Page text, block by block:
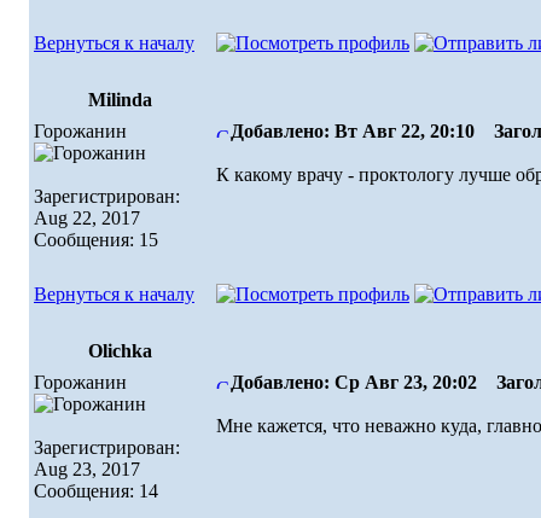
Вернуться к началу
Milinda
Горожанин
Зарегистрирован:
Aug 22, 2017
Сообщения: 15
Добавлено: Вт Авг 22, 20:10
К какому врачу - проктологу лучше
Вернуться к началу
Olichka
Горожанин
Зарегистрирован:
Aug 23, 2017
Сообщения: 14
Добавлено: Ср Авг 23, 20:02
Мне кажется, что неважно куда,